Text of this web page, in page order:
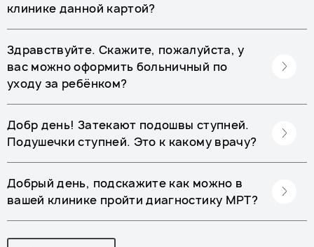
клинике данной картой?
Здравствуйте. Скажите, пожалуйста, у
вас можно оформить больничный по
уходу за ребёнком?
Добр день! Затекают подошвы ступней.
Подушечки ступней. Это к какому врачу?
Добрый день, подскажите как можно в
вашей клинике пройти диагностику МРТ?